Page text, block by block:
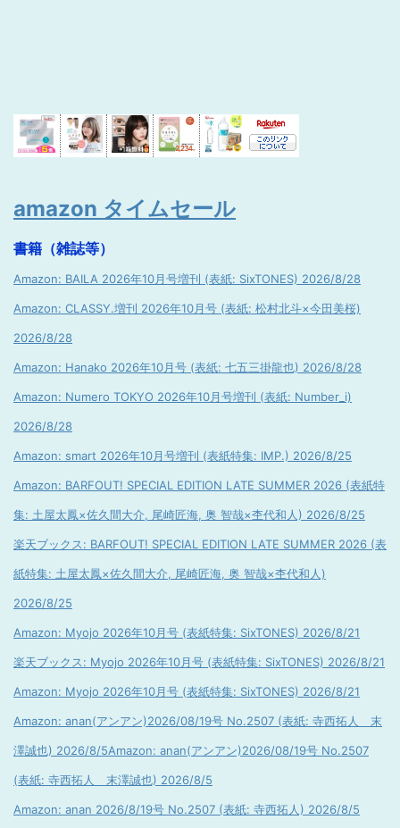
amazon タイムセール
書籍（雑誌等）
Amazon: BAILA 2026年10月号増刊 (表紙: SixTONES) 2026/8/28
Amazon: CLASSY.増刊 2026年10月号 (表紙: 松村北斗×今田美桜)
2026/8/28
Amazon: Hanako 2026年10月号 (表紙: 七五三掛龍也) 2026/8/28
Amazon: Numero TOKYO 2026年10月号増刊 (表紙: Number_i)
2026/8/28
Amazon: smart 2026年10月号増刊 (表紙特集: IMP.) 2026/8/25
Amazon: BARFOUT! SPECIAL EDITION LATE SUMMER 2026 (表紙特
集: 土屋太鳳×佐久間大介, 尾崎匠海, 奥 智哉×杢代和人) 2026/8/25
楽天ブックス: BARFOUT! SPECIAL EDITION LATE SUMMER 2026 (表
紙特集: 土屋太鳳×佐久間大介, 尾崎匠海, 奥 智哉×杢代和人)
2026/8/25
Amazon: Myojo 2026年10月号 (表紙特集: SixTONES) 2026/8/21
楽天ブックス: Myojo 2026年10月号 (表紙特集: SixTONES) 2026/8/21
Amazon: Myojo 2026年10月号 (表紙特集: SixTONES) 2026/8/21
Amazon: anan(アンアン)2026/08/19号 No.2507 (表紙: 寺西拓人 末
澤誠也) 2026/8/5Amazon: anan(アンアン)2026/08/19号 No.2507
(表紙: 寺西拓人 末澤誠也) 2026/8/5
Amazon: anan 2026/8/19号 No.2507 (表紙: 寺西拓人) 2026/8/5